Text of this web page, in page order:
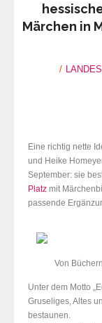
Märchen in
Eine richtig nette
und Heike
September: sie
Platz mit
passende
Von
Unter dem Motto
Gruseliges, Altes
bestaunen.